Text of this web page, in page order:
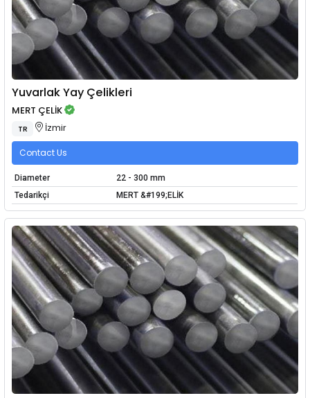
Yuvarlak Yay Çelikleri
MERT ÇELİK
TR İzmir
Contact Us
Diameter
22 - 300 mm
Tedarikçi
MERT &#199;ELİK